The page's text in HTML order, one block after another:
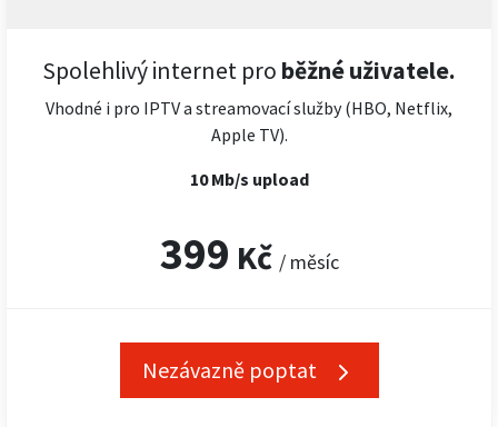
Spolehlivý internet pro běžné uživatele.
Vhodné i pro IPTV a streamovací služby (HBO, Netflix,
Apple TV).
10 Mb/s upload
399 Kč / měsíc
Nezávazně poptat